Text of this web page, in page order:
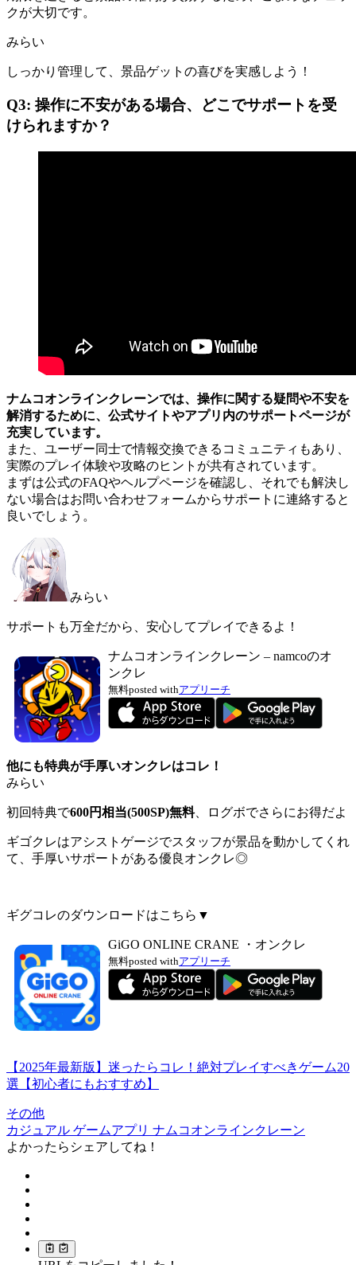
クが大切です。
みらい
しっかり管理して、景品ゲットの喜びを実感しよう！
Q3: 操作に不安がある場合、どこでサポートを受
けられますか？
ナムコオンラインクレーンでは、操作に関する疑問や不安を
解消するために、公式サイトやアプリ内のサポートページが
充実しています。
また、ユーザー同士で情報交換できるコミュニティもあり、
実際のプレイ体験や攻略のヒントが共有されています。
まずは公式のFAQやヘルプページを確認し、それでも解決し
ない場合はお問い合わせフォームからサポートに連絡すると
良いでしょう。
みらい
サポートも万全だから、安心してプレイできるよ！
ナムコオンラインクレーン – namcoのオ
ンクレ
無料posted withアプリーチ
他にも特典が手厚いオンクレはコレ！
みらい
初回特典で600円相当(500SP)無料、ログボでさらにお得だよ
ギゴクレはアシストゲージでスタッフが景品を動かしてくれ
て、手厚いサポートがある優良オンクレ◎
ギグコレのダウンロードはこちら▼
GiGO ONLINE CRANE ・オンクレ
無料posted withアプリーチ
【2025年最新版】迷ったらコレ！絶対プレイすべきゲーム20
選【初心者にもおすすめ】
その他
カジュアル ゲームアプリ ナムコオンラインクレーン
よかったらシェアしてね！